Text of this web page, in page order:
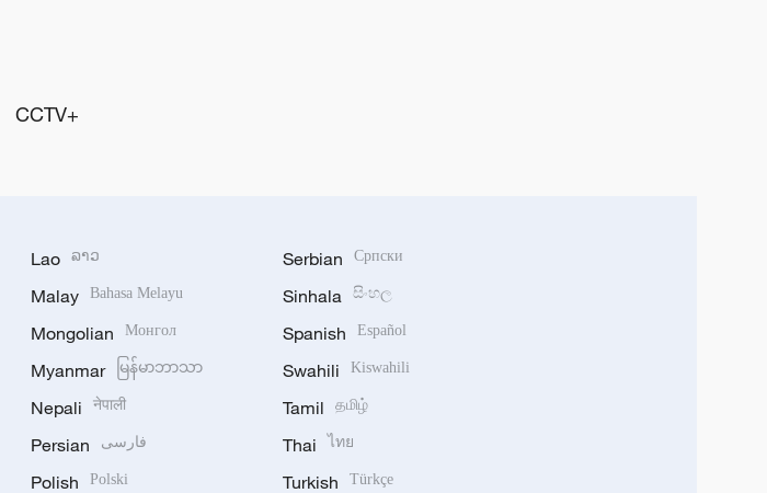
CCTV+
Lao ລາວ
Malay Bahasa Melayu
Mongolian Монгол
Myanmar မြန်မာဘာသာ
Nepali नेपाली
Persian فارسی
Polish Polski
Serbian Српски
Sinhala සිංහල
Spanish Español
Swahili Kiswahili
Tamil தமிழ்
Thai ไทย
Turkish Türkçe